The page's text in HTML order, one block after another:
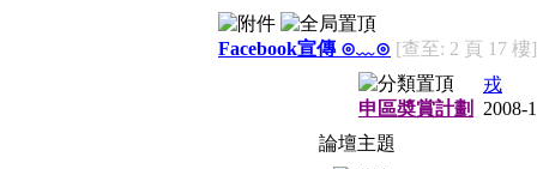
Facebook宣傳 ⊙﹏⊙ [查至: 2 頁 17 樓]
申區奬賞計劃
戎
2008-
論壇主題